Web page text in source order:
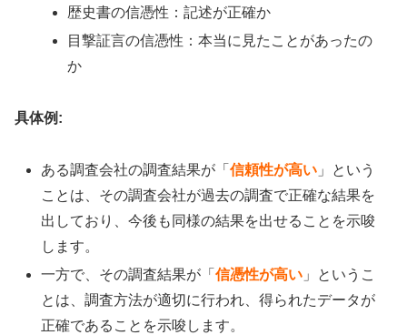
歴史書の信憑性：記述が正確か
目撃証言の信憑性：本当に見たことがあったの
か
具体例:
ある調査会社の調査結果が「信頼性が高い 」という
ことは、その調査会社が過去の調査で正確な結果を
出しており、今後も同様の結果を出せることを示唆
します。
一方で、その調査結果が「信憑性が高い 」というこ
とは、調査方法が適切に行われ、得られたデータが
正確であることを示唆します。